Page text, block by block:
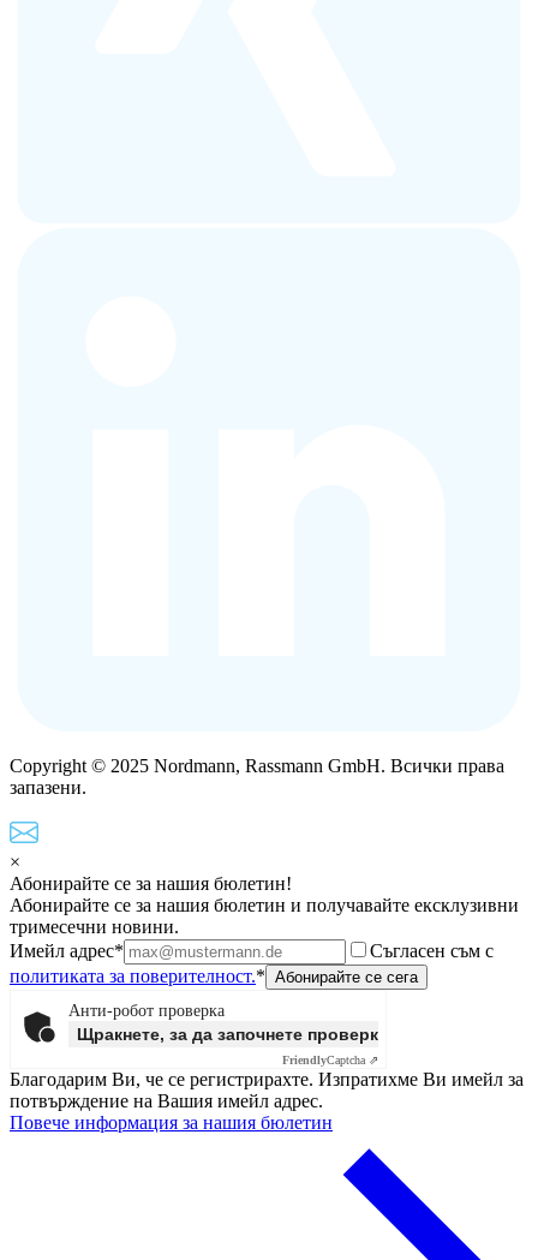
Copyright © 2025 Nordmann, Rassmann GmbH. Всички права
запазени.
×
Абонирайте се за нашия бюлетин!
Абонирайте се за нашия бюлетин и получавайте ексклузивни
тримесечни новини.
Имейл адрес*
Съгласен съм с
политиката за поверителност.*
Анти-робот проверка
Щракнете, за да започнете проверката
FriendlyCaptcha ⇗
Благодарим Ви, че се регистрирахте. Изпратихме Ви имейл за
потвърждение на Вашия имейл адрес.
Повече информация за нашия бюлетин